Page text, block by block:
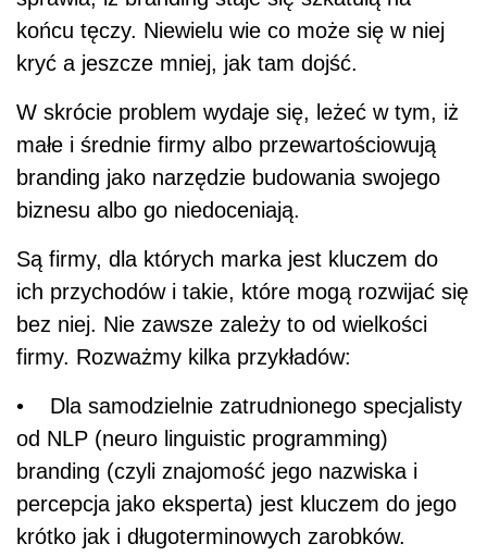
końcu tęczy. Niewielu wie co może się w niej
kryć a jeszcze mniej, jak tam dojść.
W skrócie problem wydaje się, leżeć w tym, iż
małe i średnie firmy albo przewartościowują
branding jako narzędzie budowania swojego
biznesu albo go niedoceniają.
Są firmy, dla których marka jest kluczem do
ich przychodów i takie, które mogą rozwijać się
bez niej. Nie zawsze zależy to od wielkości
firmy. Rozważmy kilka przykładów:
• Dla samodzielnie zatrudnionego specjalisty
od NLP (neuro linguistic programming)
branding (czyli znajomość jego nazwiska i
percepcja jako eksperta) jest kluczem do jego
krótko jak i długoterminowych zarobków.